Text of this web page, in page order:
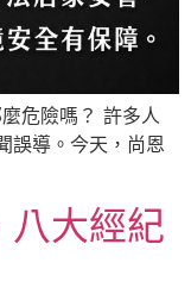
危險嗎？ 許多人
誤導。今天，尚恩
八大經紀